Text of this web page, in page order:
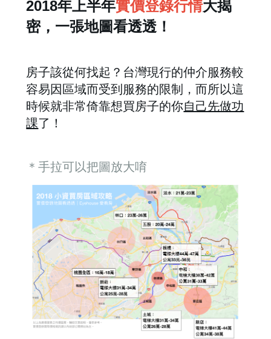
2018年上半年實價登錄行情大揭
密，一張地圖看透透！
房子該從何找起？台灣現行的仲介服務較
容易因區域而受到服務的限制，而所以這
時候就非常倚靠想買房子的你自己先做功
課了！
＊手拉可以把圖放大唷